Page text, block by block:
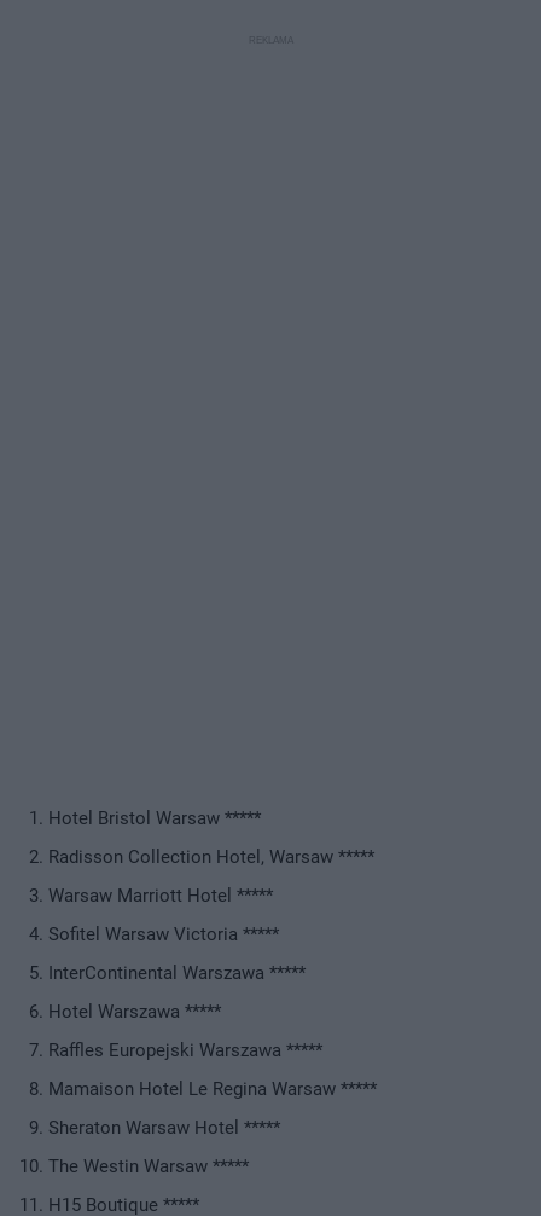
Hotel Bristol Warsaw *****
Radisson Collection Hotel, Warsaw *****
Warsaw Marriott Hotel *****
Sofitel Warsaw Victoria *****
InterContinental Warszawa *****
Hotel Warszawa *****
Raffles Europejski Warszawa *****
Mamaison Hotel Le Regina Warsaw *****
Sheraton Warsaw Hotel *****
The Westin Warsaw *****
H15 Boutique *****